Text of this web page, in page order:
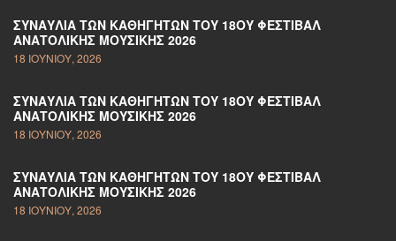
ΣΥΝΑΥΛΊΑ ΤΩΝ ΚΑΘΗΓΗΤΏΝ ΤΟΥ 18ΟΥ ΦΕΣΤΙΒΆΛ
ΑΝΑΤΟΛΙΚΉΣ ΜΟΥΣΙΚΉΣ 2026
18 ΙΟΥΝΊΟΥ, 2026
ΣΥΝΑΥΛΊΑ ΤΩΝ ΚΑΘΗΓΗΤΏΝ ΤΟΥ 18ΟΥ ΦΕΣΤΙΒΆΛ
ΑΝΑΤΟΛΙΚΉΣ ΜΟΥΣΙΚΉΣ 2026
18 ΙΟΥΝΊΟΥ, 2026
ΣΥΝΑΥΛΊΑ ΤΩΝ ΚΑΘΗΓΗΤΏΝ ΤΟΥ 18ΟΥ ΦΕΣΤΙΒΆΛ
ΑΝΑΤΟΛΙΚΉΣ ΜΟΥΣΙΚΉΣ 2026
18 ΙΟΥΝΊΟΥ, 2026